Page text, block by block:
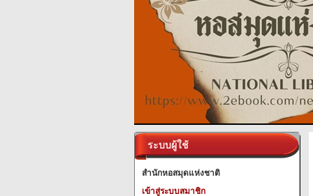
ระบบผู้ใช้
สำนักหอสมุดแห่งชาติ
เข้าสู่ระบบสมาชิก